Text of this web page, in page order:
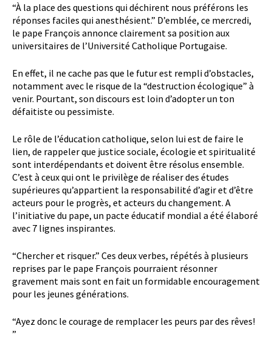
“À la place des questions qui déchirent nous préférons les
réponses faciles qui anesthésient.” D’emblée, ce mercredi,
le pape François annonce clairement sa position aux
universitaires de l’Université Catholique Portugaise.
En effet, il ne cache pas que le futur est rempli d’obstacles,
notamment avec le risque de la “destruction écologique” à
venir. Pourtant, son discours est loin d’adopter un ton
défaitiste ou pessimiste.
Le rôle de l’éducation catholique, selon lui est de faire le
lien, de rappeler que justice sociale, écologie et spiritualité
sont interdépendants et doivent être résolus ensemble.
C’est à ceux qui ont le privilège de réaliser des études
supérieures qu’appartient la responsabilité d’agir et d’être
acteurs pour le progrès, et acteurs du changement. A
l’initiative du pape, un pacte éducatif mondial a été élaboré
avec 7 lignes inspirantes.
“Chercher et risquer.” Ces deux verbes, répétés à plusieurs
reprises par le pape François pourraient résonner
gravement mais sont en fait un formidable encouragement
pour les jeunes générations.
“Ayez donc le courage de remplacer les peurs par des rêves!
”